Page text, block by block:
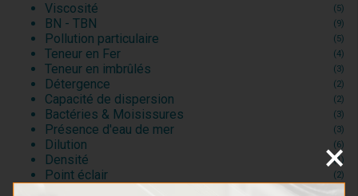
Viscosité (5)
BN - TBN (9)
Pollution particulaire (5)
Teneur en Fer (4)
Teneur en imbrûlés (3)
Détergence (2)
Capacité de dispersion (2)
Bactéries & Moisissures (3)
Présence d'eau de mer (3)
Dilution (6)
Densité (1)
Point éclair (2)
×